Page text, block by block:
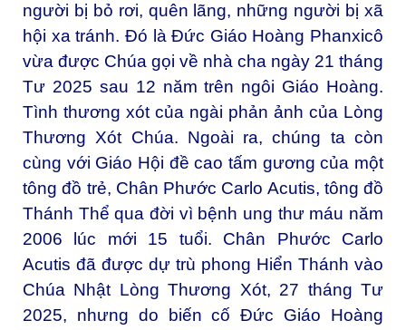
người bị bỏ rơi, quên lãng, những người bị xã
hội xa tránh. Đó là Đức Giáo Hoàng Phanxicô
vừa được Chúa gọi về nhà cha ngày 21 tháng
Tư 2025 sau 12 năm trên ngôi Giáo Hoàng.
Tình thương xót của ngài phản ảnh của Lòng
Thương Xót Chúa. Ngoài ra, chúng ta còn
cùng với Giáo Hội đề cao tấm gương của một
tông đồ trẻ, Chân Phước Carlo Acutis, tông đồ
Thánh Thể qua đời vì bệnh ung thư máu năm
2006 lúc mới 15 tuổi. Chân Phước Carlo
Acutis đã được dự trù phong Hiển Thánh vào
Chúa Nhật Lòng Thương Xót, 27 tháng Tư
2025, nhưng do biến cố Đức Giáo Hoàng